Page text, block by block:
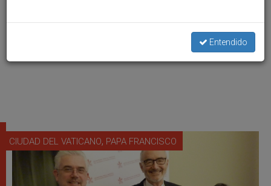
CIUDAD DEL VATICANO, PAPA FRANCISCO
Entendido